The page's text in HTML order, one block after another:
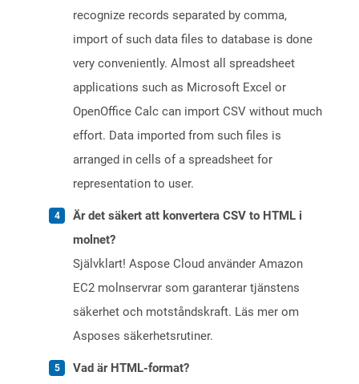
recognize records separated by comma,
import of such data files to database is done
very conveniently. Almost all spreadsheet
applications such as Microsoft Excel or
OpenOffice Calc can import CSV without much
effort. Data imported from such files is
arranged in cells of a spreadsheet for
representation to user.
Är det säkert att konvertera CSV to HTML i
molnet?
Självklart! Aspose Cloud använder Amazon
EC2 molnservrar som garanterar tjänstens
säkerhet och motståndskraft. Läs mer om
Asposes säkerhetsrutiner.
Vad är HTML-format?